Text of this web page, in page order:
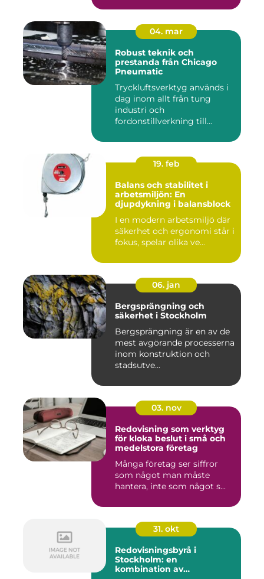
04. mar
Robust teknik och
prestanda från Chicago
Pneumatic
Tryckluftsverktyg används i
dag inom allt från tung
industri och
fordonstillverkning till...
19. feb
Balans och stabilitet i
arbetsmiljön: En
djupdykning i balansblock
I en modern arbetsmiljö där
säkerhet och ergonomi står i
fokus, spelar olika ve...
06. jan
Bergsprängning och
säkerhet i Stockholm
Bergsprängning är en av de
mest avgörande processerna
inom konstruktion och
stadsutve...
03. nov
Redovisning som verktyg
för kloka beslut i små och
medelstora företag
Många företag ser siffror
som något man måste
hantera, inte som något s...
31. okt
Redovisningsbyrå i
Stockholm: en
kombination av